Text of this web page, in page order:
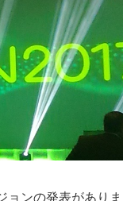
ンの発表がありま